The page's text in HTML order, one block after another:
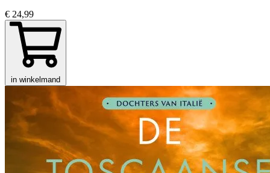
€ 24,99
in winkelmand